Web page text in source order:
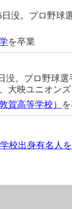
没。プロ野球
を卒業
没。プロ野球
大映ユニオンズ
賀高等学校）
校出身有名人